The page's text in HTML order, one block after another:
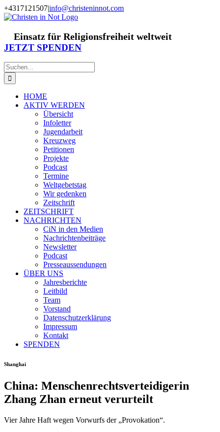
Zum
Inhalt
+4317121507|info@christeninnot.com
Facebook
Instagram
X
Spenden
Newsletter
Einsatz für Religionsfreiheit weltweit
JETZT SPENDEN
Suche
nach:
HOME
AKTIV WERDEN
Übersicht
Infoletter
Jugendarbeit
Kreuzweg
Petitionen
Projekte
Podcast
Termine
Weltgebetstag
Wir gedenken
Zeitschrift
ZEITSCHRIFT
NACHRICHTEN
CiN in den Medien
Nachrichtenbeiträge
Newsletter
Podcast
Presseaussendungen
ÜBER UNS
Jahresberichte
Leitbild
Team
Vorstand
Datenschutzerklärung
Impressum
Kontakt
SPENDEN
Shanghai
China: Menschenrechtsverteidigerin
Zhang Zhan erneut verurteilt
Vier Jahre Haft wegen Vorwurfs der „Provokation“.